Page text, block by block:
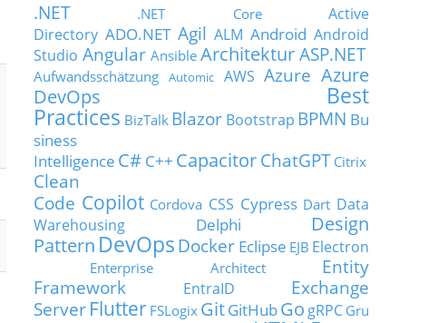
.NET .NET Core
Active
Directory ADO.NET Agil ALM Android Android
Studio Angular Ansible Architektur ASP.NET
Aufwandsschätzung Automic AWS Azure Azure
DevOps
Best
Practices BizTalk Blazor Bootstrap BPMN Bu
siness
Intelligence C# C++ Capacitor ChatGPT Citrix
Clean
Code Copilot Cordova CSS Cypress Dart Data
Warehousing
Delphi
Design
Pattern DevOps Docker Eclipse EJB Electron
Enterprise Architect
Entity
Framework
EntraID
Exchange
Server Flutter FSLogix GitGitHubGo gRPC Gru